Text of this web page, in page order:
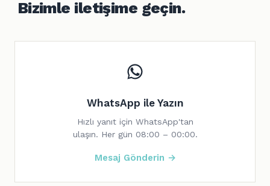
Bizimle iletişime geçin.
WhatsApp ile Yazın
Hızlı yanıt için WhatsApp'tan
ulaşın. Her gün 08:00 – 00:00.
Mesaj Gönderin →